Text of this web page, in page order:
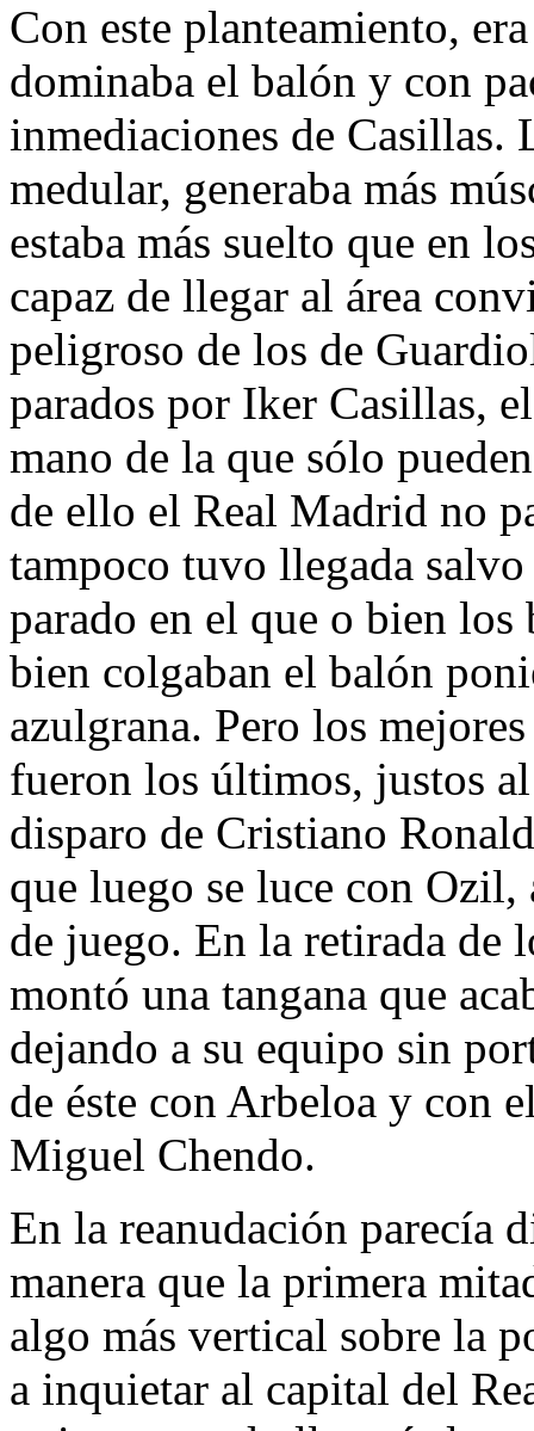
Con este planteamiento,
dominaba el balón y con
inmediaciones de
medular, generaba más
estaba más suelto que en
capaz de llegar al área
peligroso de los de
parados por Iker Casillas,
mano de la que sólo
de ello el Real Madrid no
tampoco tuvo llegada
parado en el que o bien los
bien colgaban el balón
azulgrana. Pero los
fueron los últimos, justos
disparo de Cristiano
que luego se luce con Ozil,
de juego. En la retirada de
montó una tangana que
dejando a su equipo sin
de éste con Arbeloa y con
Miguel Chendo.
En la reanudación parecía
manera que la primera
algo más vertical sobre la
a inquietar al capital del